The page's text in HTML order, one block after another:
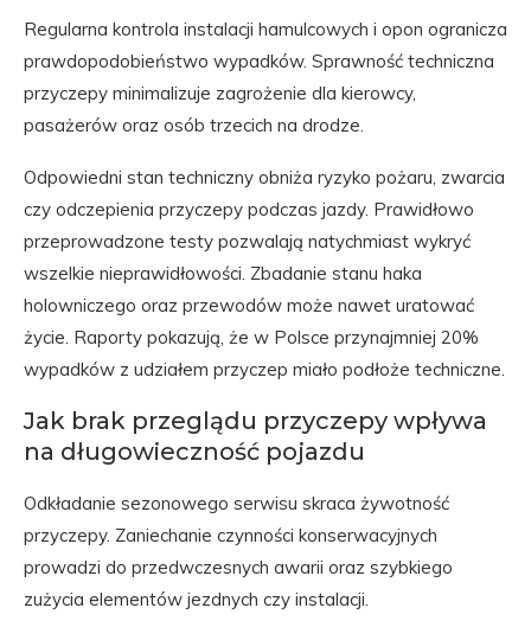
Regularna kontrola instalacji hamulcowych i opon ogranicza
prawdopodobieństwo wypadków. Sprawność techniczna
przyczepy minimalizuje zagrożenie dla kierowcy,
pasażerów oraz osób trzecich na drodze.
Odpowiedni stan techniczny obniża ryzyko pożaru, zwarcia
czy odczepienia przyczepy podczas jazdy. Prawidłowo
przeprowadzone testy pozwalają natychmiast wykryć
wszelkie nieprawidłowości. Zbadanie stanu haka
holowniczego oraz przewodów może nawet uratować
życie. Raporty pokazują, że w Polsce przynajmniej 20%
wypadków z udziałem przyczep miało podłoże techniczne.
Jak brak przeglądu przyczepy wpływa
na długowieczność pojazdu
Odkładanie sezonowego serwisu skraca żywotność
przyczepy. Zaniechanie czynności konserwacyjnych
prowadzi do przedwczesnych awarii oraz szybkiego
zużycia elementów jezdnych czy instalacji.